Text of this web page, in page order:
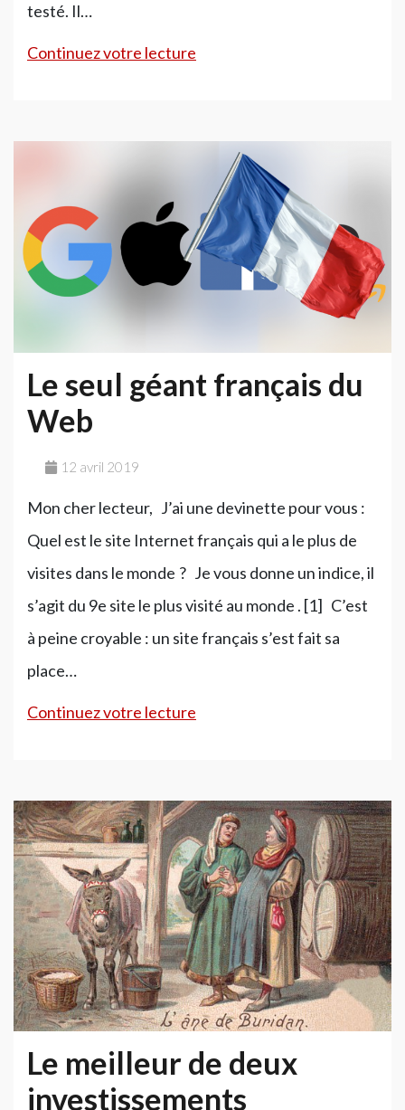
testé. Il…
Continuez votre lecture
Le seul géant français du
Web
12 avril 2019
Mon cher lecteur, J’ai une devinette pour vous :
Quel est le site Internet français qui a le plus de
visites dans le monde ? Je vous donne un indice, il
s’agit du 9e site le plus visité au monde . [1] C’est
à peine croyable : un site français s’est fait sa
place…
Continuez votre lecture
français
du
Web
Le meilleur de deux
investissements